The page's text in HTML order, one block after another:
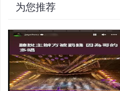
为您推荐